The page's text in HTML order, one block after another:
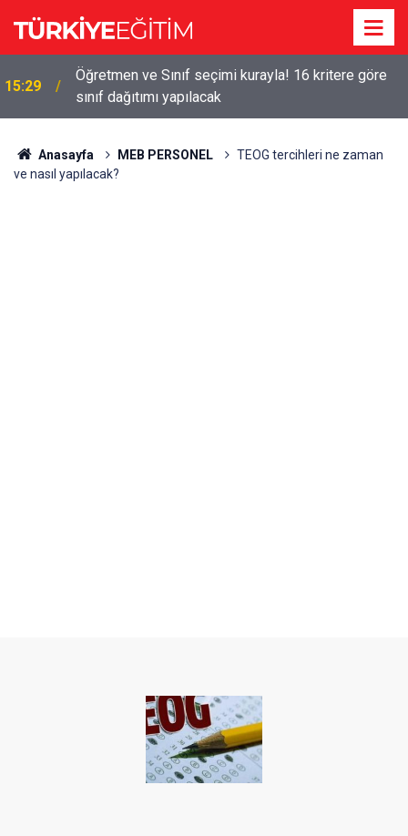
15:29
Öğretmen ve Sınıf seçimi kurayla! 16 kritere göre
sınıf dağıtımı yapılacak
Anasayfa MEB PERSONEL
TEOG tercihleri ne zaman
ve nasıl yapılacak?